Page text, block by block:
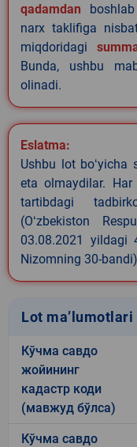
qadamdan
narx taklifiga
miqdoridagi
Bunda, ushbu
olinadi.
Eslatma:
Ushbu lot boʻyicha
eta olmaydilar.
tartibdagi
(Oʻzbekiston
03.08.2021 yildagi
Nizomning 30-bandi)
Lot ma’lumotlari
Кўчма савдо
жойининг
кадастр коди
(мавжуд бўлса)
Кўчма савдо